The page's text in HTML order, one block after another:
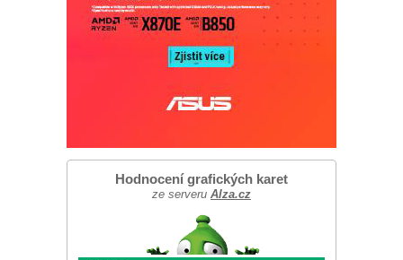
Hodnocení grafických karet
ze serveru Alza.cz